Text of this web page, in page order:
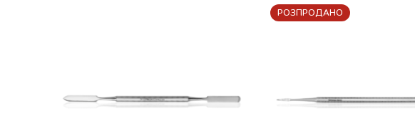
РОЗПРОДАНО